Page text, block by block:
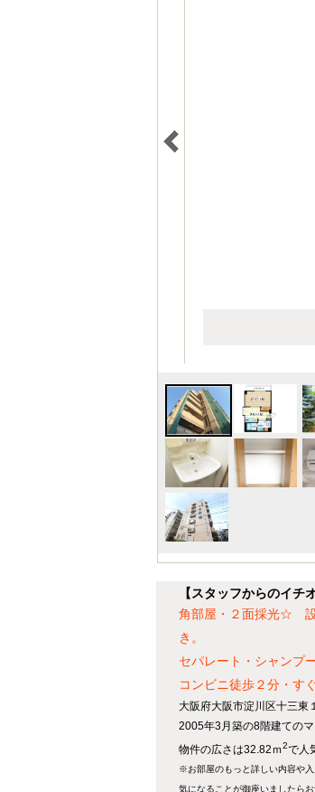
【スタッフからのイチ
角部屋・２面採光☆ 設
き。
セパレート・シャンプ
コンビニ徒歩２分・す
大阪府大阪市淀川区十三東
2005年3月築の8階建ての
物件の広さは32.82ｍ2で人
※お部屋のもっと詳しい内容や入
気になることが御座いましたら